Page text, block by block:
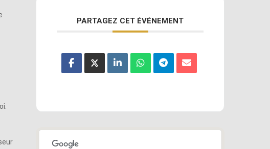
PARTAGEZ CET ÉVÉNEMENT